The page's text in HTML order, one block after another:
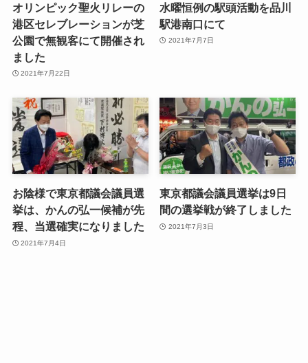
オリンピック聖火リレーの
港区セレブレーションが芝
公園で無観客にて開催され
ました
2021年7月22日
水曜恒例の駅頭活動を品川
駅港南口にて
2021年7月7日
お陰様で東京都議会議員選
挙は、かんの弘一候補が先
程、当選確実になりました
2021年7月4日
東京都議会議員選挙は9日
間の選挙戦が終了しました
2021年7月3日